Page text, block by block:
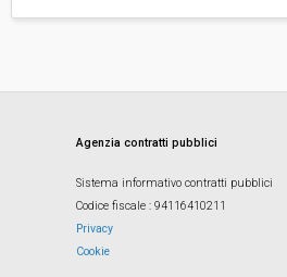
Agenzia contratti pubblici
Sistema informativo contratti pubblici
Codice fiscale : 94116410211
Privacy
Cookie